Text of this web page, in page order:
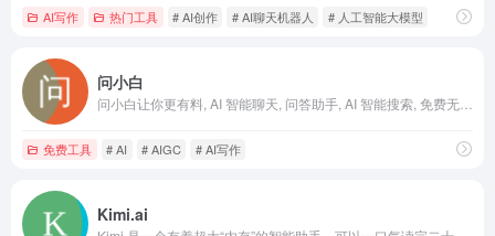
AI写作 热门工具 # AI创作 # AI聊天机器人 # 人工智能大模型
问小白
免费工具 # AI # AIGC # AI写作
Kimi.ai